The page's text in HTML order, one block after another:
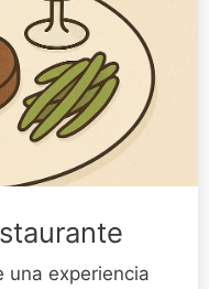
una experiencia